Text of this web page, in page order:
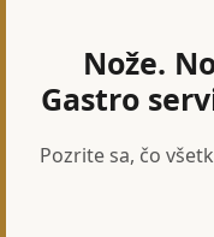
Nože.
Gastro
Pozrite sa, čo